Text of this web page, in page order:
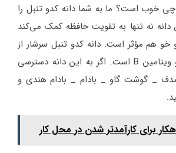
خوب است؟ ما به شما دانه کدو تنبل را
نه تنها به تقویت حافظه کمک می‌کند
خو هم مؤثر است. دانه کدو تنبل سرشار از
منیزیم، تریپتوفان و ویتامین B است. اگر به این دانه دسترسی
صدف _ گوشت گاو _ بادام _ بادام هندی و